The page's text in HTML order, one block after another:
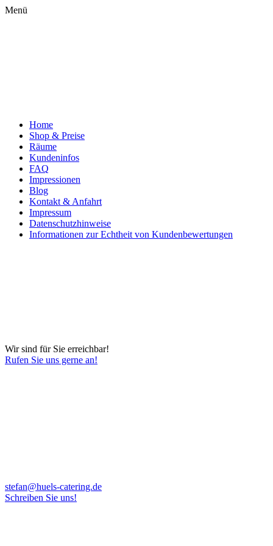
Menü
Home
Shop & Preise
Räume
Kundeninfos
FAQ
Impressionen
Blog
Kontakt & Anfahrt
Impressum
Datenschutzhinweise
Informationen zur Echtheit von Kundenbewertungen
Wir sind für Sie erreichbar!
Rufen Sie uns gerne an!
stefan@huels-catering.de
Schreiben Sie uns!